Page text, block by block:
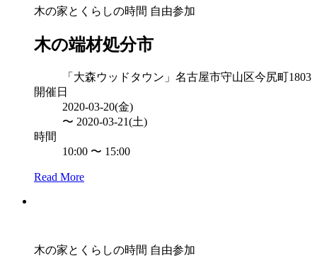
木の家とくらしの時間 自由参加
木の端材処分市
「大森ウッドタウン」名古屋市守山区今尻町1803
開催日
2020-03-20(金)
〜 2020-03-21(土)
時間
10:00 〜 15:00
Read More
木の家とくらしの時間 自由参加